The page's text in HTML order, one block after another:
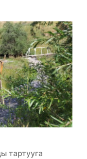
тартууга